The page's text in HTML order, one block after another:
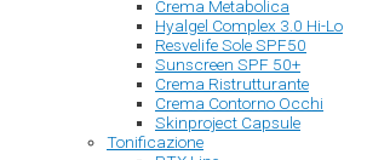
Crema Metabolica
Hyalgel Complex 3.0 Hi-Lo
Resvelife Sole SPF50
Sunscreen SPF 50+
Crema Ristrutturante
Crema Contorno Occhi
Skinproject Capsule
Tonificazione